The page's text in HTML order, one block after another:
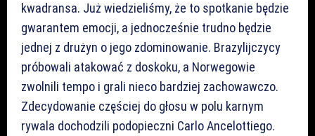
kwadransa. Już wiedzieliśmy, że to spotkanie będzie
gwarantem emocji, a jednocześnie trudno będzie
jednej z drużyn o jego zdominowanie. Brazylijczycy
próbowali atakować z doskoku, a Norwegowie
zwolnili tempo i grali nieco bardziej zachowawczo.
Zdecydowanie częściej do głosu w polu karnym
rywala dochodzili podopieczni Carlo Ancelottiego.